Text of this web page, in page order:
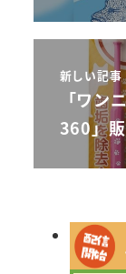
新しい記事
「ワン
360」